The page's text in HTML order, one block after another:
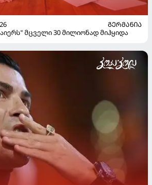
ᲒᲔᲠᲛᲐᲜᲘᲐ
მცველი 30 მილიონად მიჰყიდა